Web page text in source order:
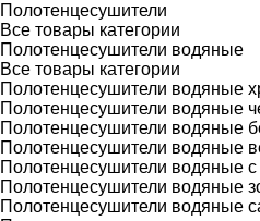
Полотенцесушители
Все товары категории
Полотенцесушители водяные
Все товары категории
Полотенцесушители водяные
Полотенцесушители водяные
Полотенцесушители водяные
Полотенцесушители водяные
Полотенцесушители водяные с
Полотенцесушители водяные
Полотенцесушители водяные